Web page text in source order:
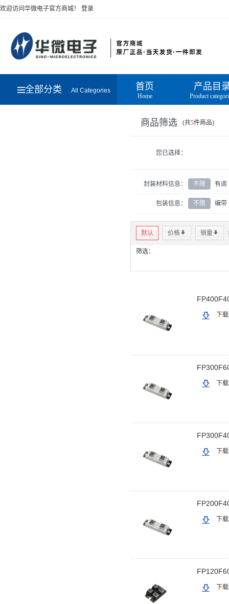
欢迎访问华微电子官方商城！ 登录
全部分类 All Categories 首页
Home
产品目
Product
商品筛选 (共5件商品)
您已选择：
封装材料信息： 不限 有卤
包装信息： 不限 编带
默认 价格* 销量*
筛选：
下
下
下
下
下